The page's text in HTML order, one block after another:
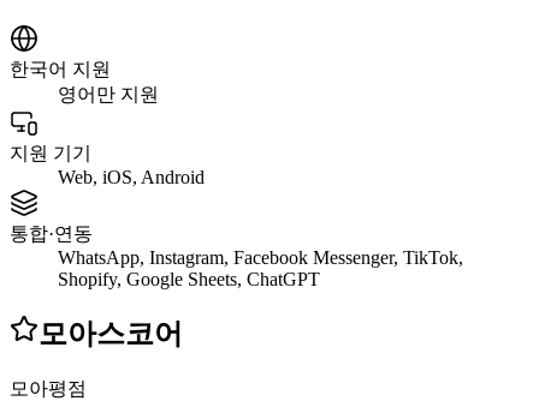
한국어 지원
영어만 지원
지원 기기
Web, iOS, Android
통합·연동
WhatsApp, Instagram, Facebook Messenger, TikTok,
Shopify, Google Sheets, ChatGPT
모아스코어
모아평점